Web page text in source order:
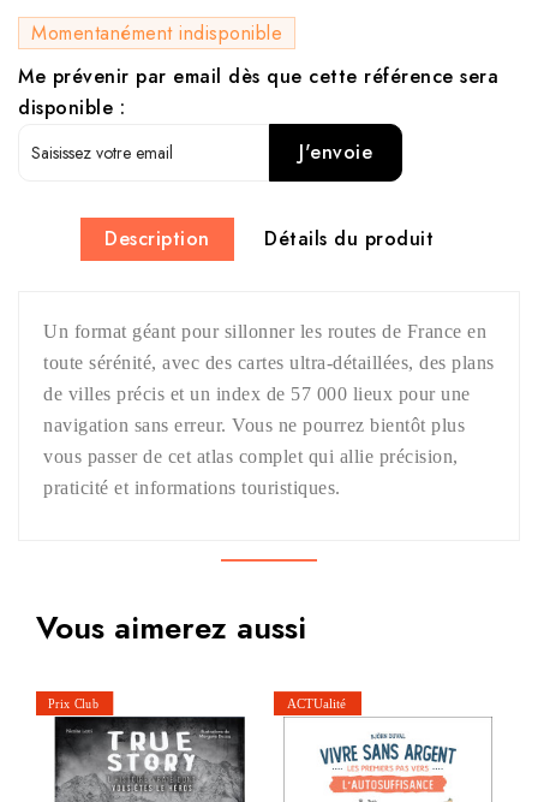
Momentanément indisponible
Me prévenir par email dès que cette référence sera
disponible :
J'envoie
Description Détails du produit
Un format géant pour sillonner les routes de France en
toute sérénité, avec des cartes ultra-détaillées, des plans
de villes précis et un index de 57 000 lieux pour une
navigation sans erreur. Vous ne pourrez bientôt plus
vous passer de cet atlas complet qui allie précision,
praticité et informations touristiques.
Vous aimerez aussi